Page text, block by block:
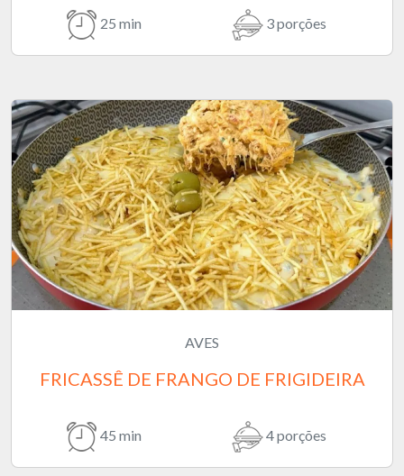
25 min 3 porções
AVES
FRICASSÊ DE FRANGO DE FRIGIDEIRA
45 min 4 porções